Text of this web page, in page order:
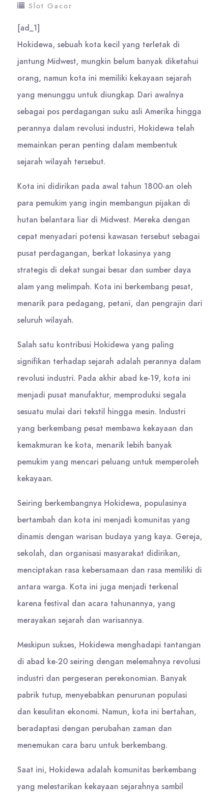
Slot Gacor
[ad_1]
Hokidewa, sebuah kota kecil yang terletak di
jantung Midwest, mungkin belum banyak diketahui
orang, namun kota ini memiliki kekayaan sejarah
yang menunggu untuk diungkap. Dari awalnya
sebagai pos perdagangan suku asli Amerika hingga
perannya dalam revolusi industri, Hokidewa telah
memainkan peran penting dalam membentuk
sejarah wilayah tersebut.
Kota ini didirikan pada awal tahun 1800-an oleh
para pemukim yang ingin membangun pijakan di
hutan belantara liar di Midwest. Mereka dengan
cepat menyadari potensi kawasan tersebut sebagai
pusat perdagangan, berkat lokasinya yang
strategis di dekat sungai besar dan sumber daya
alam yang melimpah. Kota ini berkembang pesat,
menarik para pedagang, petani, dan pengrajin dari
seluruh wilayah.
Salah satu kontribusi Hokidewa yang paling
signifikan terhadap sejarah adalah perannya dalam
revolusi industri. Pada akhir abad ke-19, kota ini
menjadi pusat manufaktur, memproduksi segala
sesuatu mulai dari tekstil hingga mesin. Industri
yang berkembang pesat membawa kekayaan dan
kemakmuran ke kota, menarik lebih banyak
pemukim yang mencari peluang untuk memperoleh
kekayaan.
Seiring berkembangnya Hokidewa, populasinya
bertambah dan kota ini menjadi komunitas yang
dinamis dengan warisan budaya yang kaya. Gereja,
sekolah, dan organisasi masyarakat didirikan,
menciptakan rasa kebersamaan dan rasa memiliki di
antara warga. Kota ini juga menjadi terkenal
karena festival dan acara tahunannya, yang
merayakan sejarah dan warisannya.
Meskipun sukses, Hokidewa menghadapi tantangan
di abad ke-20 seiring dengan melemahnya revolusi
industri dan pergeseran perekonomian. Banyak
pabrik tutup, menyebabkan penurunan populasi
dan kesulitan ekonomi. Namun, kota ini bertahan,
beradaptasi dengan perubahan zaman dan
menemukan cara baru untuk berkembang.
Saat ini, Hokidewa adalah komunitas berkembang
yang melestarikan kekayaan sejarahnya sambil